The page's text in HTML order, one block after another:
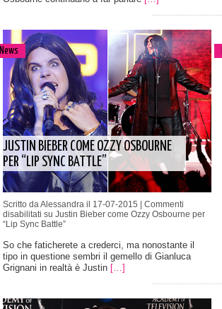
News
JUSTIN BIEBER COME OZZY OSBOURNE
PER “LIP SYNC BATTLE”
Scritto da Alessandra il 17-07-2015 | Commenti
disabilitati su Justin Bieber come Ozzy Osbourne per
“Lip Sync Battle”
So che faticherete a crederci, ma nonostante il
tipo in questione sembri il gemello di Gianluca
Grignani in realtà è Justin […]